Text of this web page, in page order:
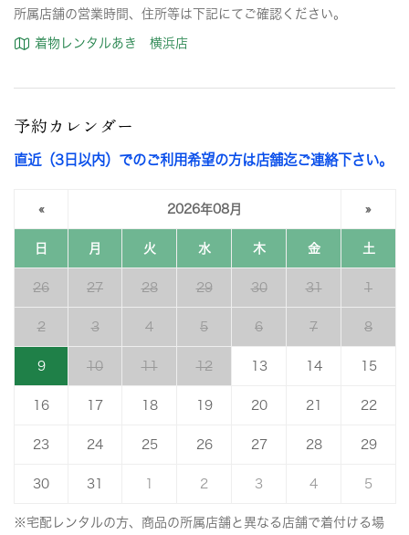
所属店舗の営業時間、住所等は下記にてご確認ください。
着物レンタルあき 横浜店
予約カレンダー
直近（3日以内）でのご利用希望の方は店舗迄ご連絡下さい。
« 2026年08月 »
日 月 火 水 木 金 土
26 27 28 29 30 31 1
2 3 4 5 6 7 8
9 10 11 12 13 14 15
16 17 18 19 20 21 22
23 24 25 26 27 28 29
30 31 2 3 4 5
※宅配レンタルの方、商品の所属店舗と異なる店舗で着付ける場